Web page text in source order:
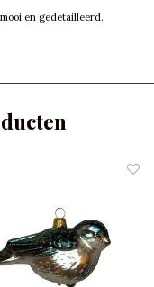
en gedetailleerd.